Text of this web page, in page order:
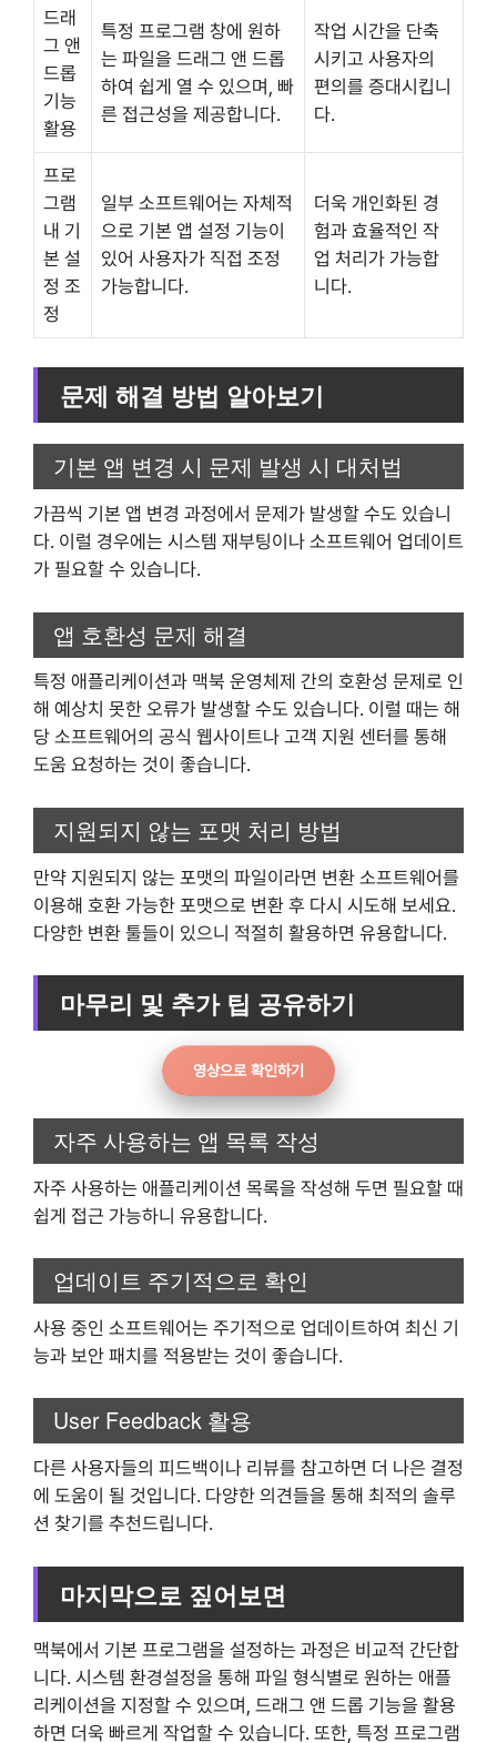
드래
그 앤
드롭
기능
활용
특정 프로그램 창에 원하
는 파일을 드래그 앤 드롭
하여 쉽게 열 수 있으며, 빠
른 접근성을 제공합니다.
작업 시간을 단축
시키고 사용자의
편의를 증대시킵니
다.
프로
그램
내 기
본 설
정 조
정
일부 소프트웨어는 자체적
으로 기본 앱 설정 기능이
있어 사용자가 직접 조정
가능합니다.
더욱 개인화된 경
험과 효율적인 작
업 처리가 가능합
니다.
문제 해결 방법 알아보기
기본 앱 변경 시 문제 발생 시 대처법
가끔씩 기본 앱 변경 과정에서 문제가 발생할 수도 있습니
다. 이럴 경우에는 시스템 재부팅이나 소프트웨어 업데이트
가 필요할 수 있습니다.
앱 호환성 문제 해결
특정 애플리케이션과 맥북 운영체제 간의 호환성 문제로 인
해 예상치 못한 오류가 발생할 수도 있습니다. 이럴 때는 해
당 소프트웨어의 공식 웹사이트나 고객 지원 센터를 통해
도움 요청하는 것이 좋습니다.
지원되지 않는 포맷 처리 방법
만약 지원되지 않는 포맷의 파일이라면 변환 소프트웨어를
이용해 호환 가능한 포맷으로 변환 후 다시 시도해 보세요.
다양한 변환 툴들이 있으니 적절히 활용하면 유용합니다.
마무리 및 추가 팁 공유하기
영상으로 확인하기
자주 사용하는 앱 목록 작성
자주 사용하는 애플리케이션 목록을 작성해 두면 필요할 때
쉽게 접근 가능하니 유용합니다.
업데이트 주기적으로 확인
사용 중인 소프트웨어는 주기적으로 업데이트하여 최신 기
능과 보안 패치를 적용받는 것이 좋습니다.
User Feedback 활용
다른 사용자들의 피드백이나 리뷰를 참고하면 더 나은 결정
에 도움이 될 것입니다. 다양한 의견들을 통해 최적의 솔루
션 찾기를 추천드립니다.
마지막으로 짚어보면
맥북에서 기본 프로그램을 설정하는 과정은 비교적 간단합
니다. 시스템 환경설정을 통해 파일 형식별로 원하는 애플
리케이션을 지정할 수 있으며, 드래그 앤 드롭 기능을 활용
하면 더욱 빠르게 작업할 수 있습니다. 또한, 특정 프로그램